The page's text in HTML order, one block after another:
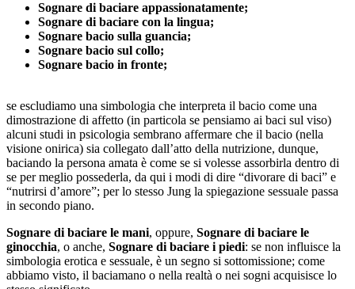
Sognare di baciare appassionatamente;
Sognare di baciare con la lingua;
Sognare bacio sulla guancia;
Sognare bacio sul collo;
Sognare bacio in fronte;
se escludiamo una simbologia che interpreta il bacio come una
dimostrazione di affetto (in particola se pensiamo ai baci sul viso)
alcuni studi in psicologia sembrano affermare che il bacio (nella
visione onirica) sia collegato dall’atto della nutrizione, dunque,
baciando la persona amata è come se si volesse assorbirla dentro di
se per meglio possederla, da qui i modi di dire “divorare di baci” e
“nutrirsi d’amore”; per lo stesso Jung la spiegazione sessuale passa
in secondo piano.
Sognare di baciare le mani, oppure, Sognare di baciare le
ginocchia, o anche, Sognare di baciare i piedi: se non influisce la
simbologia erotica e sessuale, è un segno si sottomissione; come
abbiamo visto, il baciamano o nella realtà o nei sogni acquisisce lo